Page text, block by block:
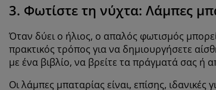
3. Φωτίστε τη νύχτα: Λάμπες
Όταν δύει ο ήλιος, ο απαλός φωτισμός
πρακτικός τρόπος για να δημιουργήσετε
με ένα βιβλίο, να βρείτε τα πράγματά σας ή
Οι λάμπες μπαταρίας είναι, επίσης,